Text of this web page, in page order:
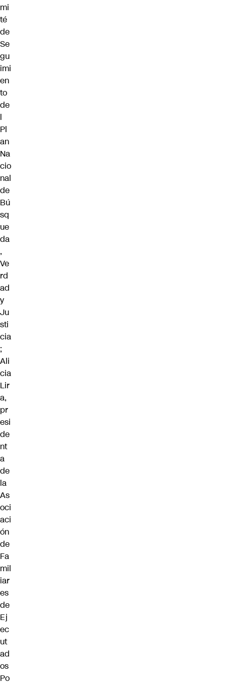
mi
té
de
Se
gu
imi
en
to
de
l
Pl
an
Na
cio
nal
de
Bú
sq
ue
da
,
Ve
rd
ad
y
Ju
sti
cia
;
Ali
cia
Lir
a,
pr
esi
de
nt
a
de
la
As
oci
aci
ón
de
Fa
mil
iar
es
de
Ej
ec
ut
ad
os
Po